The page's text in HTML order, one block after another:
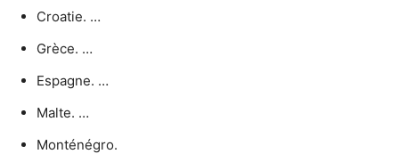
Croatie. …
Grèce. …
Espagne. …
Malte. …
Monténégro.